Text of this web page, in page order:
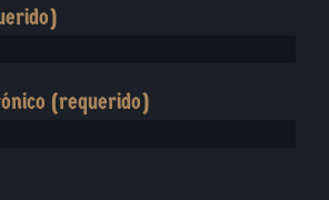
(requerido)